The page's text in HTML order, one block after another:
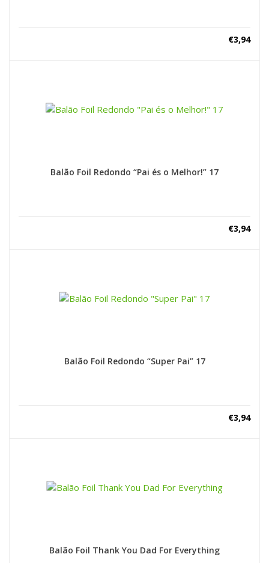
€3,94
Balão Foil Redondo “Pai és o Melhor!” 17
€3,94
Balão Foil Redondo “Super Pai” 17
€3,94
Balão Foil Thank You Dad For Everything